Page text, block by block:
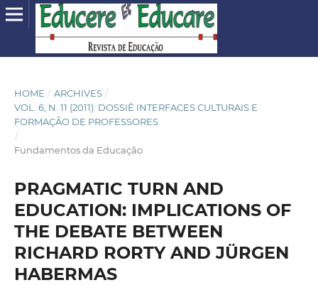
HOME / ARCHIVES /
VOL. 6, N. 11 (2011): DOSSIÊ INTERFACES CULTURAIS E
FORMAÇÃO DE PROFESSORES
/
Fundamentos da Educação
PRAGMATIC TURN AND
EDUCATION: IMPLICATIONS OF
THE DEBATE BETWEEN
RICHARD RORTY AND JÜRGEN
HABERMAS